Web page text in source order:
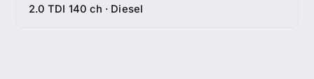
2.0 TDI 140 ch · Diesel